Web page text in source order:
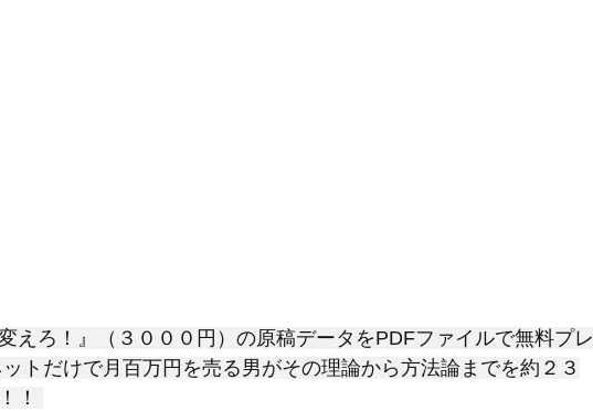
えろ！』（３０００円）の原稿データをPDFファイルで無料プレ
トだけで月百万円を売る男がその理論から方法論までを約２３
！